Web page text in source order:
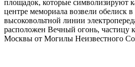
площадок, которые символизируют
центре мемориала возвели обелиск
высоковольтной линии
расположен Вечный огонь, частицу
Москвы от Могилы Неизвестного